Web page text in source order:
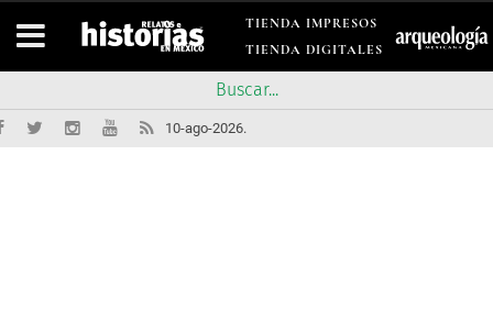
TIENDA IMPRESOS
TIENDA DIGITALES
10-ago-2026.